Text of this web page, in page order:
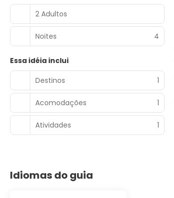
2 Adultos
Noites 4
Essa idéia inclui
Destinos
1
Acomodações 1
Atividades 1
Idiomas do guia